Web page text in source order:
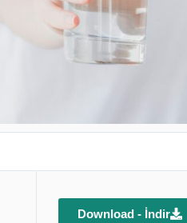
Download - İndir